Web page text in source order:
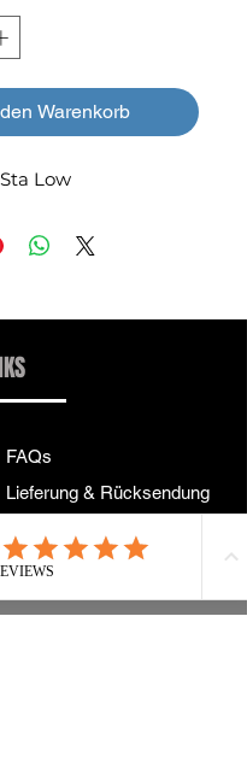
Warenkorb
Low
FAQs
Lieferung & Rücksendung
Allgemeine
Geschäftsbedingungen